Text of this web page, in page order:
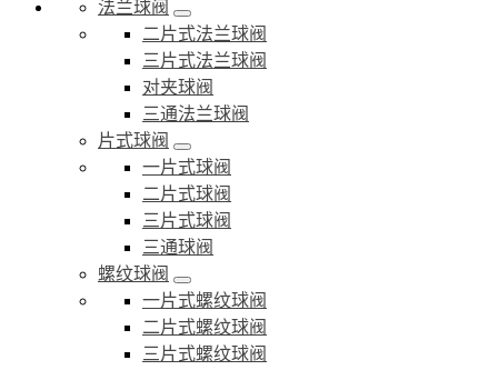
法兰球阀
二片式法兰球阀
三片式法兰球阀
对夹球阀
三通法兰球阀
片式球阀
一片式球阀
二片式球阀
三片式球阀
三通球阀
螺纹球阀
一片式螺纹球阀
二片式螺纹球阀
三片式螺纹球阀